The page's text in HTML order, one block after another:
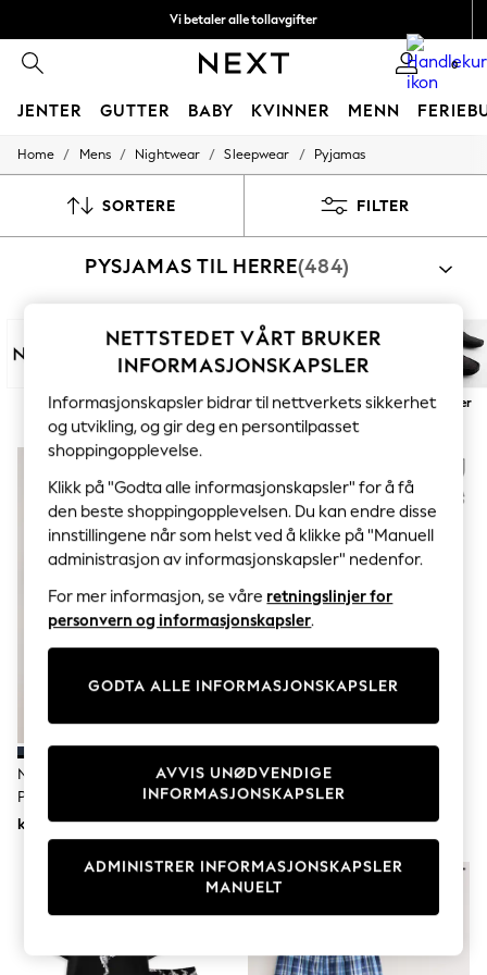
Vi betaler alle tollavgifter
Fleksible og sikre betalinger med Klarna 0
JENTER GUTTER BABY KVINNER MENN
GIRLS
50 - 92cm
140 - 174cm
Toy Story
THE SET
All Clothing
Sweatshirts & Hoodies
Knitwear
Cardigans
Sets & Outfits
Tops
T-Shirts
Nightwear & Pyjamas
Trousers & Leggings
Bodysuits & Vests
Shirts & Blouses
Babygrows & Sleepsuits
Jumpsuits & Playsuits
All Holiday Shop
Dresses
Skirts
Sandals & Sliders
Rash Vests
Sun Safe Swimwear
Wedding
Home / Mens / Nightwear / Sleepwear / Pyjamas
SORTERE FILTER
PYSJAMAS TIL HERRE(484)
Next 100% bomull Lang Kort Kåper Tøfler
Navy Blå/Grå - Jersey Kort
Pyjamas 3 Pakke
kr361
Vanilla Underground Herrenes
Ringenes Herre Grå Kortermet
Lang Leg 100% Bomullspyjamas-
Sett
kr500
NETTSTEDET VÅRT BRUKER
INFORMASJONSKAPSLER
Informasjonskapsler bidrar til nettverkets sikkerhet
og utvikling, og gir deg en persontilpasset
shoppingopplevelse.
Klikk på "Godta alle informasjonskapsler" for å få
den beste shoppingopplevelsen. Du kan endre disse
innstillingene når som helst ved å klikke på "Manuell
administrasjon av informasjonskapsler" nedenfor.
For mer informasjon, se våre retningslinjer for
personvern og informasjonskapsler.
GODTA ALLE INFORMASJONSKAPSLER
ADMINISTRER INFORMASJONSKAPSLER
MANUELT
AVVIS UNØDVENDIGE
INFORMASJONSKAPSLER